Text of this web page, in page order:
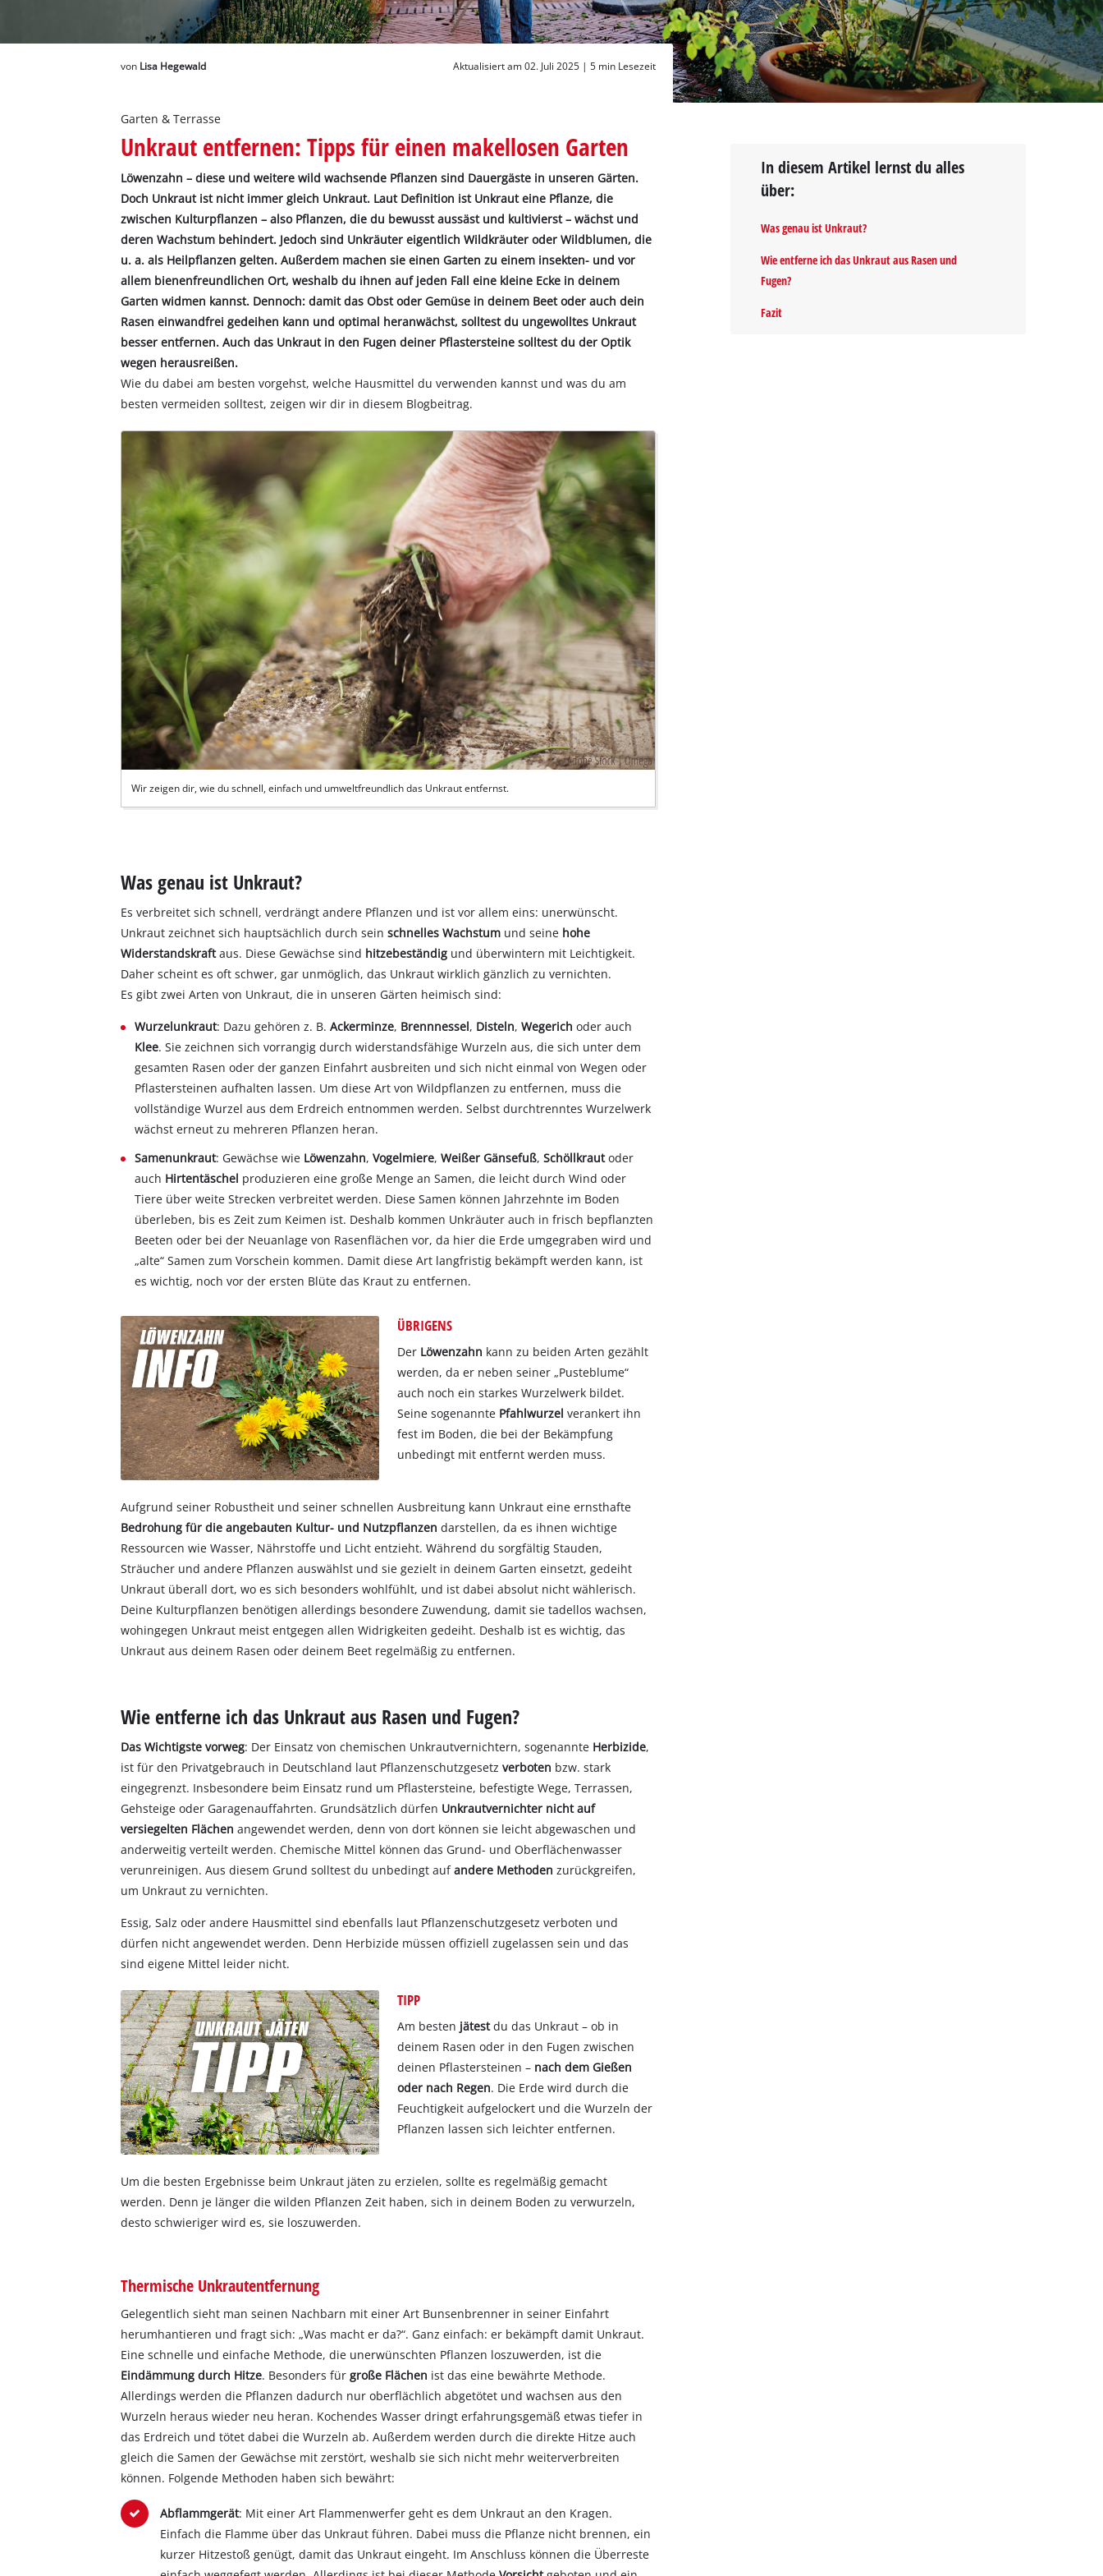
English
von Lisa Hegewald Aktualisiert am 02. Juli 2025 | 5 min Lesezeit
Garten & Terrasse
Unkraut entfernen: Tipps für einen makellosen Garten
Löwenzahn – diese und weitere wild wachsende Pflanzen sind Dauergäste in unseren Gärten.
Doch Unkraut ist nicht immer gleich Unkraut. Laut Definition ist Unkraut eine Pflanze, die
zwischen Kulturpflanzen – also Pflanzen, die du bewusst aussäst und kultivierst – wächst und
deren Wachstum behindert. Jedoch sind Unkräuter eigentlich Wildkräuter oder Wildblumen, die
u. a. als Heilpflanzen gelten. Außerdem machen sie einen Garten zu einem insekten- und vor
allem bienenfreundlichen Ort, weshalb du ihnen auf jeden Fall eine kleine Ecke in deinem
Garten widmen kannst. Dennoch: damit das Obst oder Gemüse in deinem Beet oder auch dein
Rasen einwandfrei gedeihen kann und optimal heranwächst, solltest du ungewolltes Unkraut
besser entfernen. Auch das Unkraut in den Fugen deiner Pflastersteine solltest du der Optik
wegen herausreißen.
Wie du dabei am besten vorgehst, welche Hausmittel du verwenden kannst und was du am
besten vermeiden solltest, zeigen wir dir in diesem Blogbeitrag.
Wir zeigen dir, wie du schnell, einfach und umweltfreundlich das Unkraut entfernst.
Was genau ist Unkraut?
Es verbreitet sich schnell, verdrängt andere Pflanzen und ist vor allem eins: unerwünscht.
Unkraut zeichnet sich hauptsächlich durch seinschnelles Wachstum und seine hohe
Widerstandskraftaus. Diese Gewächse sind hitzebeständig und überwintern mit Leichtigkeit.
Daher scheint es oft schwer, gar unmöglich, das Unkraut wirklich gänzlich zu vernichten.
Es gibt zwei Arten von Unkraut, die in unseren Gärten heimisch sind:
Wurzelunkraut: Dazu gehören z. B.Ackerminze, Brennnessel, Disteln,Wegerichoder auch
Klee. Sie zeichnen sich vorrangig durch widerstandsfähige Wurzeln aus, die sich unter dem
gesamten Rasen oder der ganzen Einfahrt ausbreiten und sich nicht einmal von Wegen oder
Pflastersteinen aufhalten lassen. Um diese Art von Wildpflanzen zu entfernen, muss die
vollständige Wurzel aus dem Erdreich entnommen werden. Selbst durchtrenntes Wurzelwerk
wächst erneut zu mehreren Pflanzen heran.
Samenunkraut: Gewächse wie Löwenzahn,Vogelmiere,Weißer Gänsefuß,Schöllkrautoder
auch Hirtentäschel produzieren eine große Menge an Samen, die leicht durch Wind oder
Tiere über weite Strecken verbreitet werden. Diese Samen können Jahrzehnte im Boden
überleben, bis es Zeit zum Keimen ist. Deshalb kommen Unkräuter auch in frisch bepflanzten
Beeten oder bei der Neuanlage von Rasenflächen vor, da hier die Erde umgegraben wird und
„alte“ Samen zum Vorschein kommen. Damit diese Art langfristig bekämpft werden kann, ist
es wichtig, noch vor der ersten Blüte das Kraut zu entfernen.
ÜBRIGENS
Der Löwenzahn kann zu beiden Arten gezählt
werden, da er neben seiner „Pusteblume“
auch noch ein starkes Wurzelwerk bildet.
Seine sogenannte Pfahlwurzel verankert ihn
fest im Boden, die bei der Bekämpfung
unbedingt mit entfernt werden muss.
Aufgrund seiner Robustheit und seiner schnellen Ausbreitung kann Unkraut eine ernsthafte
Bedrohung für die angebauten Kultur- und Nutzpflanzen darstellen, da es ihnen wichtige
Ressourcen wie Wasser, Nährstoffe und Licht entzieht. Während du sorgfältig Stauden,
Sträucher und andere Pflanzen auswählst und sie gezielt in deinem Garten einsetzt, gedeiht
Unkraut überall dort, wo es sich besonders wohlfühlt, und ist dabei absolut nicht wählerisch.
Deine Kulturpflanzen benötigen allerdings besondere Zuwendung, damit sie tadellos wachsen,
wohingegen Unkraut meist entgegen allen Widrigkeiten gedeiht. Deshalb ist es wichtig, das
Unkraut aus deinem Rasen oder deinem Beet regelmäßig zu entfernen.
Wie entferne ich das Unkraut aus Rasen und Fugen?
Das Wichtigste vorweg: Der Einsatz von chemischen Unkrautvernichtern, sogenannte Herbizide,
ist für den Privatgebrauch in Deutschland laut Pflanzenschutzgesetzverboten bzw. stark
eingegrenzt. Insbesondere beim Einsatz rund um Pflastersteine, befestigte Wege, Terrassen,
Gehsteige oder Garagenauffahrten. Grundsätzlich dürfen Unkrautvernichter nicht auf
versiegelten Flächen angewendet werden, denn von dort können sie leicht abgewaschen und
anderweitig verteilt werden. Chemische Mittel können das Grund- und Oberflächenwasser
verunreinigen. Aus diesem Grund solltest du unbedingt aufandere Methoden zurückgreifen,
um Unkraut zu vernichten.
Essig, Salz oder andere Hausmittel sind ebenfalls laut Pflanzenschutzgesetz verboten und
dürfen nicht angewendet werden. Denn Herbizide müssen offiziell zugelassen sein und das
sind eigene Mittel leider nicht.
TIPP
Am besten jätestdu das Unkraut – ob in
deinem Rasen oder in den Fugen zwischen
deinen Pflastersteinen – nach dem Gießen
oder nach Regen. Die Erde wird durch die
Feuchtigkeit aufgelockert und die Wurzeln der
Pflanzen lassen sich leichter entfernen.
Um die besten Ergebnisse beim Unkraut jäten zu erzielen, sollte es regelmäßig gemacht
werden. Denn je länger die wilden Pflanzen Zeit haben, sich in deinem Boden zu verwurzeln,
desto schwieriger wird es, sie loszuwerden.
Thermische Unkrautentfernung
Gelegentlich sieht man seinen Nachbarn mit einer Art Bunsenbrenner in seiner Einfahrt
herumhantieren und fragt sich: „Was macht er da?“. Ganz einfach: er bekämpft damit Unkraut.
Eine schnelle und einfache Methode, die unerwünschten Pflanzen loszuwerden, ist die
Eindämmung durch Hitze. Besonders fürgroße Flächen ist das eine bewährte Methode.
Allerdings werden die Pflanzen dadurch nur oberflächlich abgetötet und wachsen aus den
Wurzeln heraus wieder neu heran. Kochendes Wasser dringt erfahrungsgemäß etwas tiefer in
das Erdreich und tötet dabei die Wurzeln ab. Außerdem werden durch die direkte Hitze auch
gleich die Samen der Gewächse mit zerstört, weshalb sie sich nicht mehr weiterverbreiten
können. Folgende Methoden haben sich bewährt:
Abflammgerät: Mit einer Art Flammenwerfer geht es dem Unkraut an den Kragen.
Einfach die Flamme über das Unkraut führen. Dabei muss die Pflanze nicht brennen, ein
kurzer Hitzestoß genügt, damit das Unkraut eingeht. Im Anschluss können die Überreste
In diesem Artikel lernst du alles
über:
Was genau ist Unkraut?
Wie entferne ich das Unkraut aus Rasen und
Fugen?
Fazit